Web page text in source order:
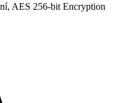
AES 256-bit Encryption